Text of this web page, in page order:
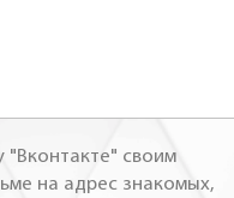
"Вконтакте" своим
на адрес знакомых,